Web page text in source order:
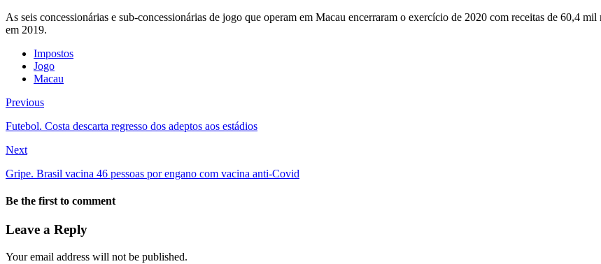
As seis concessionárias e sub-concessionárias de jogo que operam em Macau encerraram o exercício de 2020 com receitas de 60,4
em 2019.
Impostos
Jogo
Macau
Previous
Futebol. Costa descarta regresso dos adeptos aos estádios
Next
Gripe. Brasil vacina 46 pessoas por engano com vacina anti-Covid
Be the first to comment
Leave a Reply
Your email address will not be published.